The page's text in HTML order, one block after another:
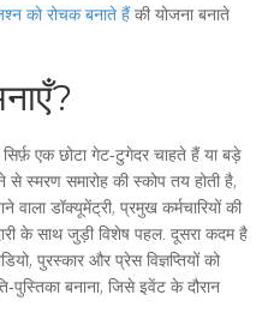
को रोचक बनाते हैंकी योजना बनाते
एक छोटा गेट‑टुगेदर चाहते हैं या बड़े
स्मरण समारोह की स्कोप तय होती है,
डॉक्यूमेंट्री, प्रमुख कर्मचारियों की
के साथ जुड़ी विशेष पहल. दूसरा कदम है
पुरस्कार और प्रेस विज्ञप्तियों को
बनाना, जिसे इवेंट के दौरान